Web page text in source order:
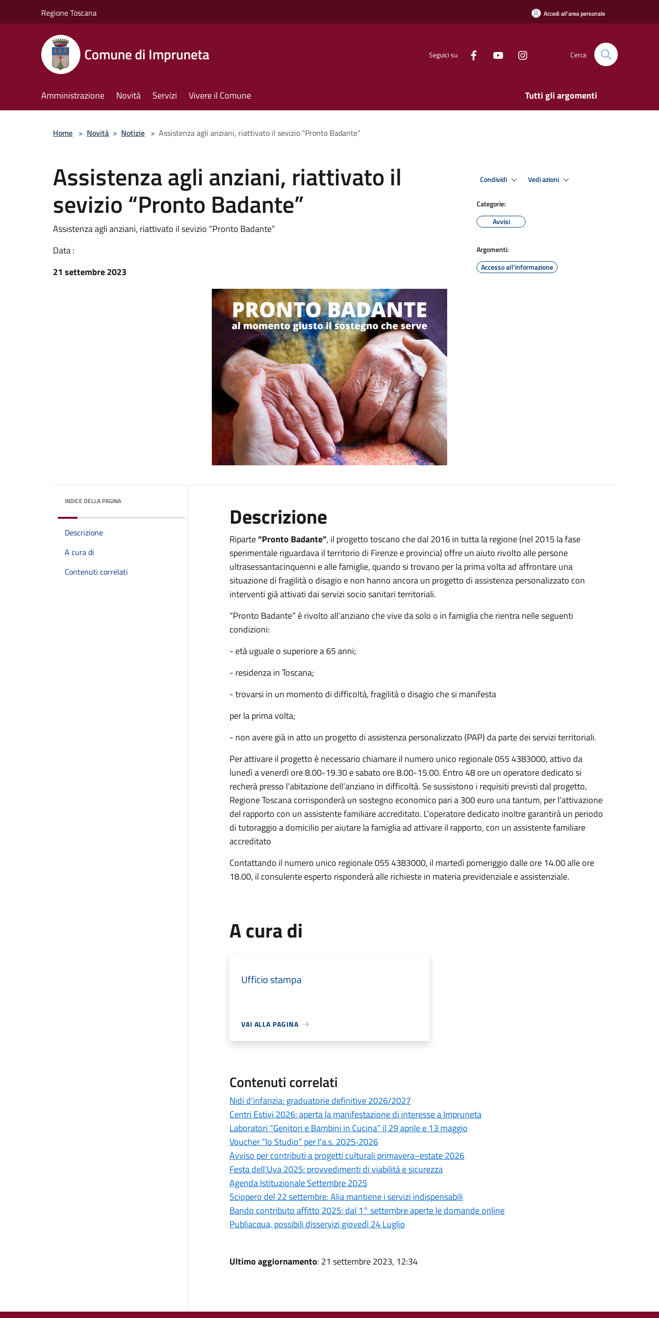
Regione Toscana Accedi all'area personale
Comune di Impruneta Seguici su Cerca
Amministrazione Novità Servizi Vivere il Comune Tutti gli argomenti
Home > Novità > Notizie > Assistenza agli anziani, riattivato il sevizio “Pronto Badante”
Assistenza agli anziani, riattivato il
sevizio “Pronto Badante”
Assistenza agli anziani, riattivato il sevizio “Pronto Badante”
Data :
21 settembre 2023
Condividi Vedi azioni
Categorie:
Avvisi
Argomenti:
Accesso all'informazione
INDICE DELLA PAGINA
Descrizione
A cura di
Contenuti correlati
Descrizione
Riparte“Pronto Badante”, il progetto toscano che dal 2016 in tutta la regione (nel 2015 la fase
sperimentale riguardava il territorio di Firenze e provincia) offre un aiuto rivolto alle persone
ultrasessantacinquenni e alle famiglie, quando si trovano per la prima volta ad affrontare una
situazione di fragilità o disagio e non hanno ancora un progetto di assistenza personalizzato con
interventi già attivati dai servizi socio sanitari territoriali.
“Pronto Badante” è rivolto all’anziano che vive da solo o in famiglia che rientra nelle seguenti
condizioni:
- età uguale o superiore a 65 anni;
- residenza in Toscana;
- trovarsi in un momento di difficoltà, fragilità o disagio che si manifesta
per la prima volta;
- non avere già in atto un progetto di assistenza personalizzato (PAP) da parte dei servizi territoriali.
Per attivare il progetto è necessario chiamare il numero unico regionale 055 4383000, attivo da
lunedì a venerdì ore 8.00-19.30 e sabato ore 8.00-15.00. Entro 48 ore un operatore dedicato si
recherà presso l’abitazione dell’anziano in difficoltà. Se sussistono i requisiti previsti dal progetto,
Regione Toscana corrisponderà un sostegno economico pari a 300 euro una tantum, per l’attivazione
del rapporto con un assistente familiare accreditato. L’operatore dedicato inoltre garantirà un periodo
di tutoraggio a domicilio per aiutare la famiglia ad attivare il rapporto, con un assistente familiare
accreditato
Contattando il numero unico regionale 055 4383000, il martedì pomeriggio dalle ore 14.00 alle ore
18.00, il consulente esperto risponderà alle richieste in materia previdenziale e assistenziale.
A cura di
Ufficio stampa
VAI ALLA PAGINA
Contenuti correlati
Nidi d’infanzia: graduatorie definitive 2026/2027
Centri Estivi 2026: aperta la manifestazione di interesse a Impruneta
Laboratori “Genitori e Bambini in Cucina” il 29 aprile e 13 maggio
Voucher “Io Studio” per l’a.s. 2025‑2026
Avviso per contributi a progetti culturali primavera–estate 2026
Festa dell’Uva 2025: provvedimenti di viabilità e sicurezza
Agenda Istituzionale Settembre 2025
Sciopero del 22 settembre: Alia mantiene i servizi indispensabili
Bando contributo affitto 2025: dal 1° settembre aperte le domande online
Publiacqua, possibili disservizi giovedì 24 Luglio
Ultimo aggiornamento: 21 settembre 2023, 12:34